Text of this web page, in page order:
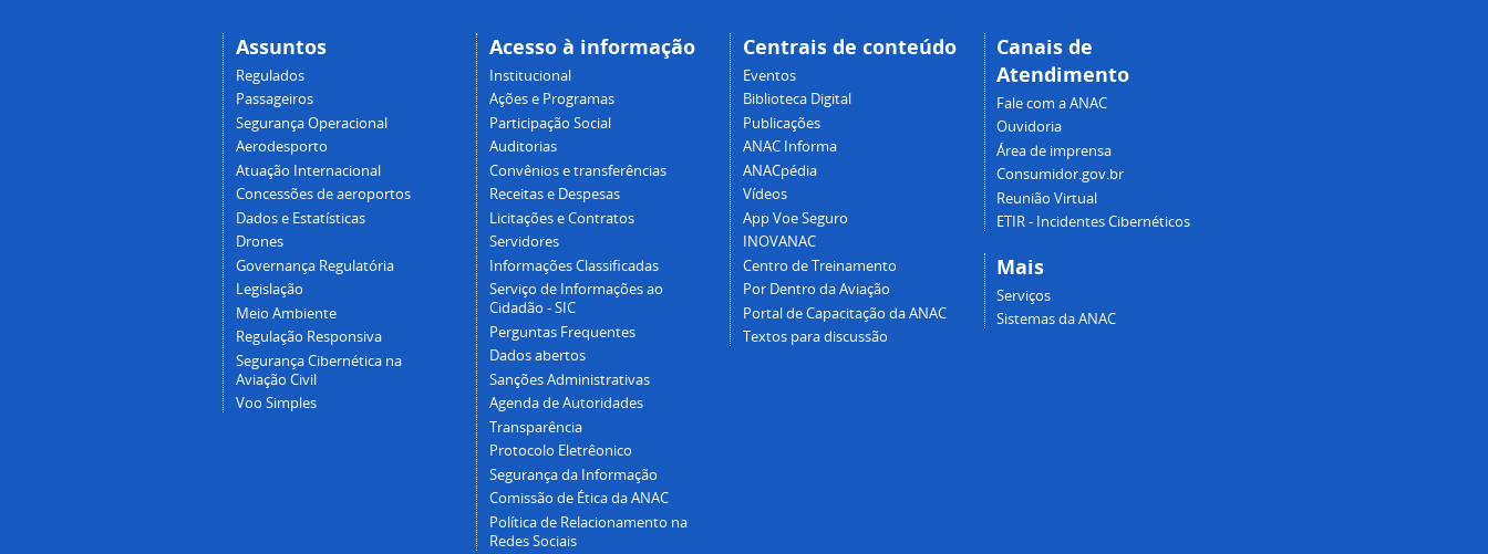
Assuntos
Regulados
Passageiros
Segurança Operacional
Aerodesporto
Atuação Internacional
Concessões de aeroportos
Dados e Estatísticas
Drones
Governança Regulatória
Legislação
Meio Ambiente
Regulação Responsiva
Segurança Cibernética na
Aviação Civil
Voo Simples
Acesso à informação
Institucional
Ações e Programas
Participação Social
Auditorias
Convênios e transferências
Receitas e Despesas
Licitações e Contratos
Servidores
Informações Classificadas
Serviço de Informações ao
Cidadão - SIC
Perguntas Frequentes
Dados abertos
Sanções Administrativas
Agenda de Autoridades
Transparência
Protocolo Eletrêonico
Segurança da Informação
Comissão de Ética da ANAC
Política de Relacionamento na
Redes Sociais
Centrais de conteúdo
Eventos
Biblioteca Digital
Publicações
ANAC Informa
ANACpédia
Vídeos
App Voe Seguro
INOVANAC
Centro de Treinamento
Por Dentro da Aviação
Portal de Capacitação da ANAC
Textos para discussão
Canais de
Atendimento
Fale com a ANAC
Ouvidoria
Área de imprensa
Consumidor.gov.br
Reunião Virtual
ETIR - Incidentes Cibernéticos
Mais
Serviços
Sistemas da ANAC